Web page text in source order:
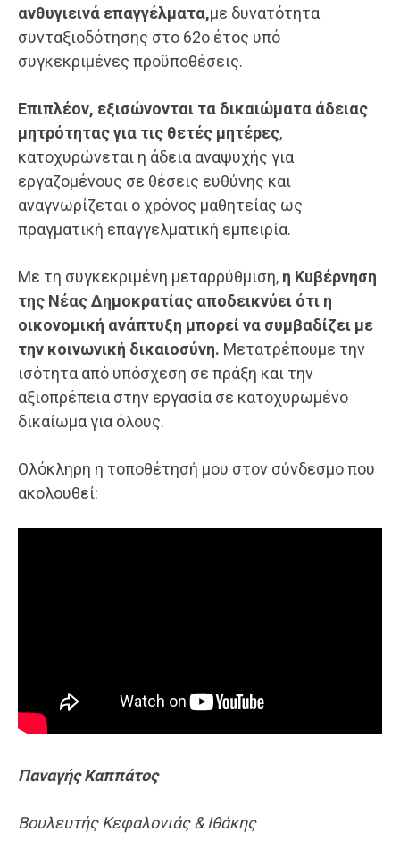
ανθυγιεινά επαγγέλματα,με δυνατότητα
συνταξιοδότησης στο 62ο έτος υπό
συγκεκριμένες προϋποθέσεις.
Επιπλέον, εξισώνονται τα δικαιώματα άδειας
μητρότητας για τις θετές μητέρες,
κατοχυρώνεται η άδεια αναψυχής για
εργαζομένους σε θέσεις ευθύνης και
αναγνωρίζεται ο χρόνος μαθητείας ως
πραγματική επαγγελματική εμπειρία.
Με τη συγκεκριμένη μεταρρύθμιση, η Κυβέρνηση
της Νέας Δημοκρατίας αποδεικνύει ότι η
οικονομική ανάπτυξη μπορεί να συμβαδίζει με
την κοινωνική δικαιοσύνη. Μετατρέπουμε την
ισότητα από υπόσχεση σε πράξη και την
αξιοπρέπεια στην εργασία σε κατοχυρωμένο
δικαίωμα για όλους.
Ολόκληρη η τοποθέτησή μου στον σύνδεσμο που
ακολουθεί:
ΠαναγήςΚαππάτος
Βουλευτής Κεφαλονιάς & Ιθάκης